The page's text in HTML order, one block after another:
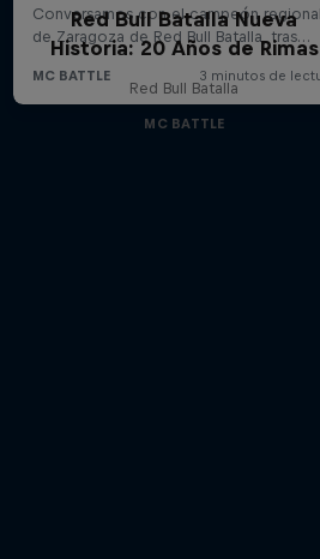
Red Bull Batalla Nueva
Historia: 20 Años de Rimas
Red Bull Batalla
MC BATTLE